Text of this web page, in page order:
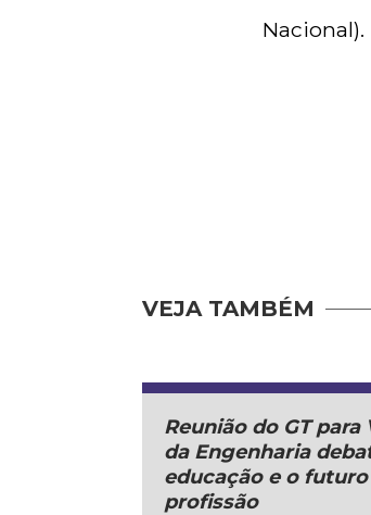
Nacional).
VEJA TAMBÉM
Reunião do GT para
da Engenharia
educação e o
profissão